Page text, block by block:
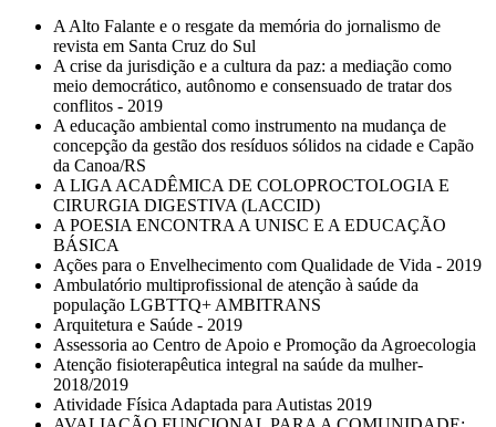
A Alto Falante e o resgate da memória do jornalismo de
revista em Santa Cruz do Sul
A crise da jurisdição e a cultura da paz: a mediação como
meio democrático, autônomo e consensuado de tratar dos
conflitos - 2019
A educação ambiental como instrumento na mudança de
concepção da gestão dos resíduos sólidos na cidade e Capão
da Canoa/RS
A LIGA ACADÊMICA DE COLOPROCTOLOGIA E
CIRURGIA DIGESTIVA (LACCID)
A POESIA ENCONTRA A UNISC E A EDUCAÇÃO
BÁSICA
Ações para o Envelhecimento com Qualidade de Vida - 2019
Ambulatório multiprofissional de atenção à saúde da
população LGBTTQ+ AMBITRANS
Arquitetura e Saúde - 2019
Assessoria ao Centro de Apoio e Promoção da Agroecologia
Atenção fisioterapêutica integral na saúde da mulher-
2018/2019
Atividade Física Adaptada para Autistas 2019